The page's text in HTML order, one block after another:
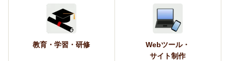
教育・学習・研修
Webツール・
サイト制作